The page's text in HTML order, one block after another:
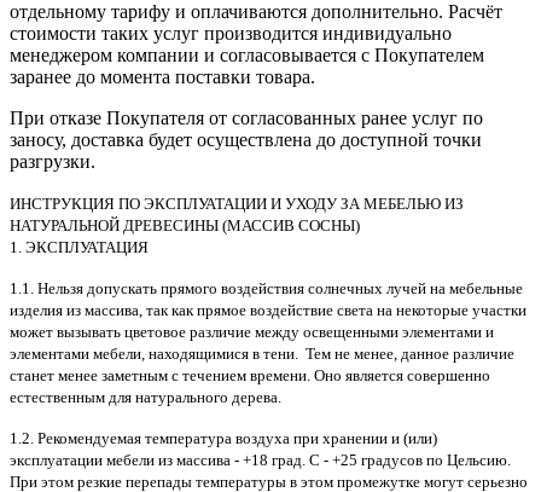
отдельному тарифу и оплачиваются дополнительно. Расчёт
стоимости таких услуг производится индивидуально
менеджером компании и согласовывается с Покупателем
заранее до момента поставки товара.
При отказе Покупателя от согласованных ранее услуг по
заносу, доставка будет осуществлена до доступной точки
разгрузки.
ИНСТРУКЦИЯ ПО ЭКСПЛУАТАЦИИ И УХОДУ ЗА МЕБЕЛЬЮ ИЗ
НАТУРАЛЬНОЙ ДРЕВЕСИНЫ (МАССИВ СОСНЫ)
1. ЭКСПЛУАТАЦИЯ
1.1. Нельзя допускать прямого воздействия солнечных лучей на мебельные
изделия из массива, так как прямое воздействие света на некоторые участки
может вызывать цветовое различие между освещенными элементами и
элементами мебели, находящимися в тени. Тем не менее, данное различие
станет менее заметным с течением времени. Оно является совершенно
естественным для натурального дерева.
1.2. Рекомендуемая температура воздуха при хранении и (или)
эксплуатации мебели из массива - +18 град. С - +25 градусов по Цельсию.
При этом резкие перепады температуры в этом промежутке могут серьезно